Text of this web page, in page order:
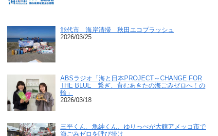
能代市 海岸清掃 秋田エコプラッシュ
2026/03/25
ABSラジオ「海と日本PROJECT～CHANGE FOR
THE BLUE 繋ぎ、育むあきたの海ごみゼロへ！の
輪」
2026/03/18
三平くん、魚紳くん、ゆりっぺが大館アメッコ市で
海ごみゼロを呼び掛け